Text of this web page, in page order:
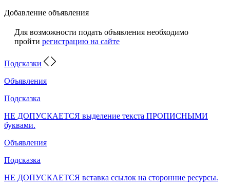
Добавление объявления
Для возможности подать объявления необходимо
пройти регистрацию на сайте
Подсказки
Объявления
Подсказка
НЕ ДОПУСКАЕТСЯ выделение текста ПРОПИСНЫМИ
буквами.
Объявления
Подсказка
НЕ ДОПУСКАЕТСЯ вставка ссылок на сторонние ресурсы.